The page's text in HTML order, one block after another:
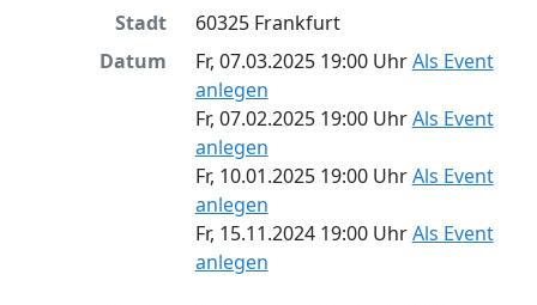
Stadt
60325 Frankfurt
Datum
Fr, 07.03.2025 19:00 UhrAls Event
anlegen
Fr, 07.02.2025 19:00 UhrAls Event
anlegen
Fr, 10.01.2025 19:00 UhrAls Event
anlegen
Fr, 15.11.2024 19:00 UhrAls Event
anlegen